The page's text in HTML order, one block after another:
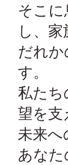
そこに
し、家
だれか
す。
私たち
望を⽀
未来へ
あな